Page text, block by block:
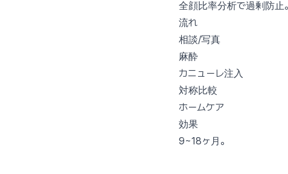
全顔比率分析で過剰防止。
流れ
相談/写真
麻酔
カニューレ注入
対称比較
ホームケア
効果
9~18ヶ月。